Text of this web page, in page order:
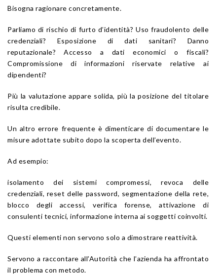
Bisogna ragionare concretamente.
Parliamo di rischio di furto d’identità? Uso fraudolento delle
credenziali? Esposizione di dati sanitari? Danno
reputazionale? Accesso a dati economici o fiscali?
Compromissione di informazioni riservate relative ai
dipendenti?
Più la valutazione appare solida, più la posizione del titolare
risulta credibile.
Un altro errore frequente è dimenticare di documentare le
misure adottate subito dopo la scoperta dell’evento.
Ad esempio:
isolamento dei sistemi compromessi, revoca delle
credenziali, reset delle password, segmentazione della rete,
blocco degli accessi, verifica forense, attivazione di
consulenti tecnici, informazione interna ai soggetti coinvolti.
Questi elementi non servono solo a dimostrare reattività.
Servono a raccontare all’Autorità che l’azienda ha affrontato
il problema con metodo.